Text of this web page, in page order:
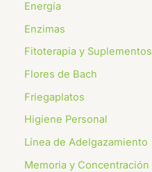
Energía
Enzimas
Fitoterapia y Suplementos
Flores de Bach
⁠Friegaplatos
Higiene Personal
Línea de Adelgazamiento
Memoria y Concentración